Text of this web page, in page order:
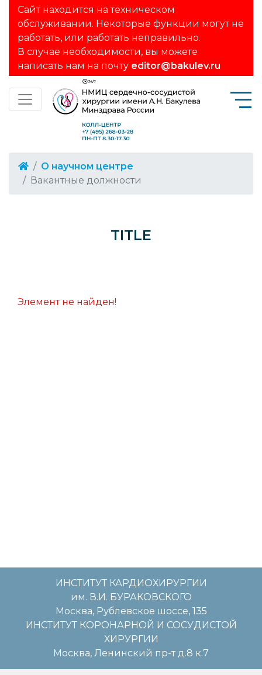
Сайт находится на техническом
обслуживании. Некоторые функции могут не
работать, или работать неправильно.
В случае необходимости, вы можете
написать нам на почту editor@bakulev.ru
О научном центре
Вакантные должности
TITLE
Элемент не найден!
ИНСТИТУТ КАРДИОХИРУРГИИ
им. В.И. БУРАКОВСКОГО
Москва, Рублевское шоссе, 135
ИНСТИТУТ КОРОНАРНОЙ И СОСУДИСТОЙ
ХИРУРГИИ
Москва, Ленинский пр-т д.8 к.7